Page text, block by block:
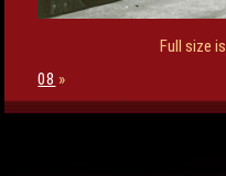
Full size is
08 »